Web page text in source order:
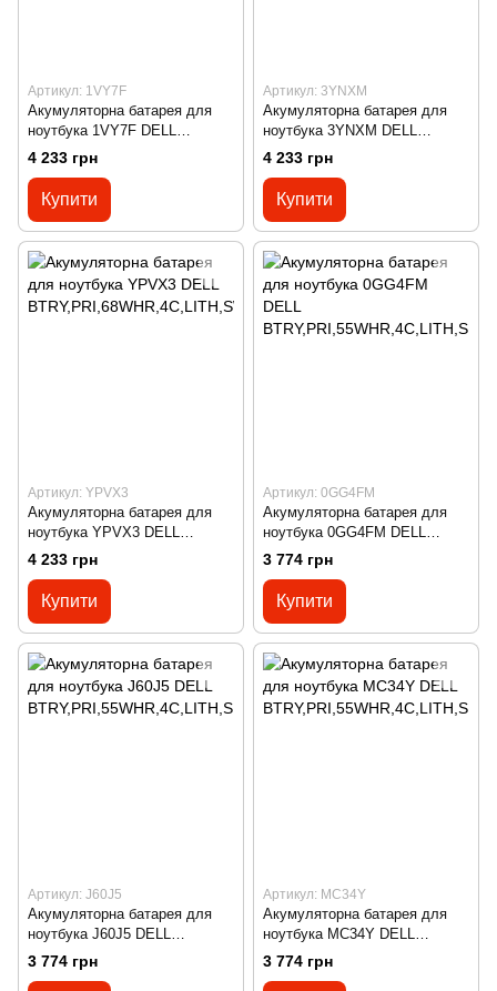
Артикул: 1VY7F
Акумуляторна батарея для
ноутбука 1VY7F DELL
BTRY,PRI,68WHR,4C,LITH,SW
4 233 грн
Купити
Артикул: 3YNXM
Акумуляторна батарея для
ноутбука 3YNXM DELL
BTRY,PRI,68WHR,4C,LITH,SW
4 233 грн
Купити
Артикул: YPVX3
Акумуляторна батарея для
ноутбука YPVX3 DELL
BTRY,PRI,68WHR,4C,LITH,SW
4 233 грн
Купити
Артикул: 0GG4FM
Акумуляторна батарея для
ноутбука 0GG4FM DELL
BTRY,PRI,55WHR,4C,LITH,SI
3 774 грн
Купити
Артикул: J60J5
Акумуляторна батарея для
ноутбука J60J5 DELL
BTRY,PRI,55WHR,4C,LITH,SI
3 774 грн
Артикул: MC34Y
Акумуляторна батарея для
ноутбука MC34Y DELL
BTRY,PRI,55WHR,4C,LITH,SI
3 774 грн